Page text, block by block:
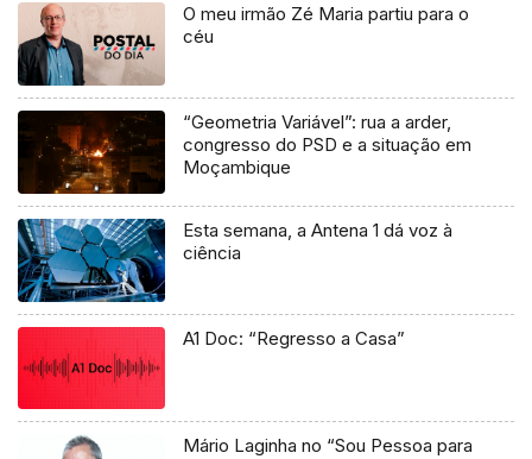
O meu irmão Zé Maria partiu para o
céu
“Geometria Variável”: rua a arder,
congresso do PSD e a situação em
Moçambique
Esta semana, a Antena 1 dá voz à
ciência
A1 Doc: “Regresso a Casa”
Mário Laginha no “Sou Pessoa para